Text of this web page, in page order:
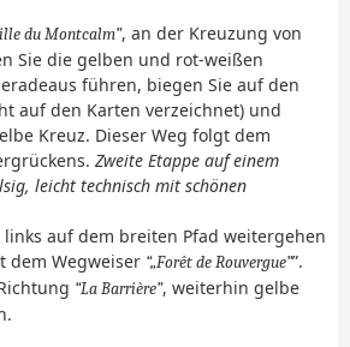
du Montcalm , an der Kreuzung von
Sie die gelben und rot-weißen
führen, biegen Sie auf den
auf den Karten verzeichnet) und
Kreuz. Dieser Weg folgt dem
Zweite Etappe auf einem
leicht technisch mit schönen
links auf dem breiten Pfad weitergehen
dem Wegweiser „Forêt de Rouvergue ”.
La Barrière , weiterhin gelbe